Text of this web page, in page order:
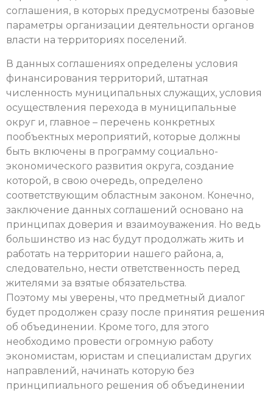
соглашения, в которых предусмотрены базовые
параметры организации деятельности органов
власти на территориях поселений.
В данных соглашениях определены условия
финансирования территорий, штатная
численность муниципальных служащих, условия
осуществления перехода в муниципальные
округ и, главное – перечень конкретных
пообъектных мероприятий, которые должны
быть включены в программу социально-
экономического развития округа, создание
которой, в свою очередь, определено
соответствующим областным законом. Конечно,
заключение данных соглашений основано на
принципах доверия и взаимоуважения. Но ведь
большинство из нас будут продолжать жить и
работать на территории нашего района, а,
следовательно, нести ответственность перед
жителями за взятые обязательства.
Поэтому мы уверены, что предметный диалог
будет продолжен сразу после принятия решения
об объединении. Кроме того, для этого
необходимо провести огромную работу
экономистам, юристам и специалистам других
направлений, начинать которую без
принципиального решения об объединении